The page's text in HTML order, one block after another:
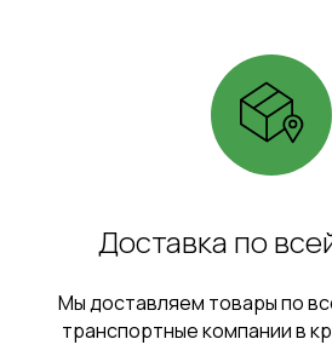
Доставка по
Мы доставляем товары по
транспортные компании в